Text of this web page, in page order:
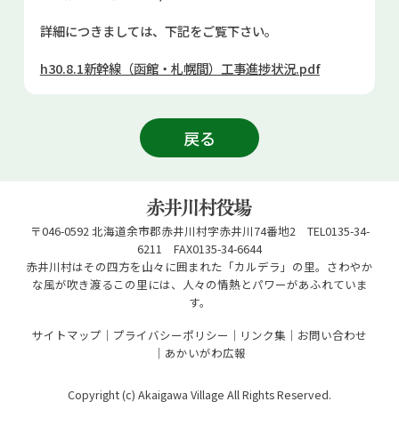
詳細につきましては、下記をご覧下さい。
h30.8.1新幹線（函館・札幌間）工事進捗状況.pdf
戻る
〒046-0592 北海道余市郡赤井川村字赤井川74番地2 TEL0135-34-
6211 FAX0135-34-6644
赤井川村はその四方を山々に囲まれた「カルデラ」の里。さわやか
な風が吹き渡るこの里には、人々の情熱とパワーがあふれていま
す。
サイトマップ
プライバシーポリシー リンク集
お問い合わせ
あかいがわ広報
Copyright (c) Akaigawa Village All Rights Reserved.